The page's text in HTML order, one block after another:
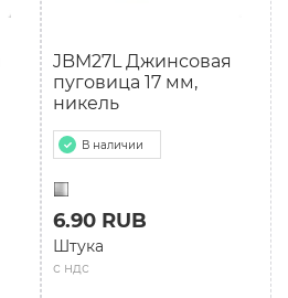
JBM27L Джинсовая
пуговица 17 мм,
никель
В наличии
с ндс
6.90 RUB
Штука